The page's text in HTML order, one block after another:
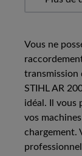
Vous ne
transmission
STIHL AR
idéal. Il vous
vos
chargement.